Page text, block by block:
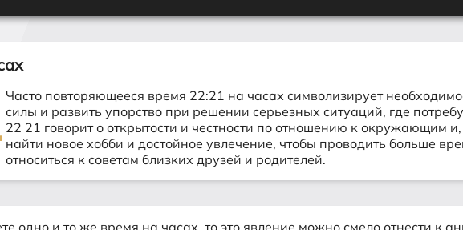
Часто повторяющееся время 22:21 на часах символизирует
силы и развить упорство при решении серьезных ситуаций, где
22 21 говорит о открытости и честности по отношению к окружающим
найти новое хобби и достойное увлечение, чтобы проводить больше
относиться к советам близких друзей и родителей.
одно и то же время на часах, то это явление можно смело отнести к